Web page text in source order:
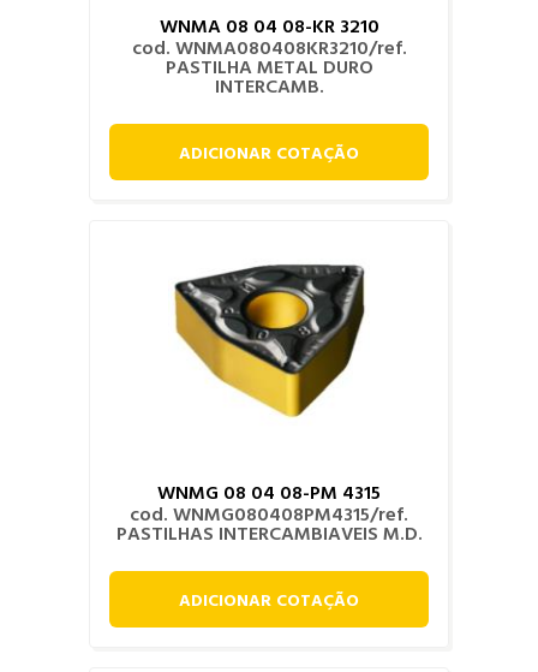
WNMA 08 04 08-KR 3210
cod. WNMA080408KR3210/ref.
PASTILHA METAL DURO
INTERCAMB.
ADICIONAR COTAÇÃO
WNMG 08 04 08-PM 4315
cod. WNMG080408PM4315/ref.
PASTILHAS INTERCAMBIAVEIS M.D.
ADICIONAR COTAÇÃO